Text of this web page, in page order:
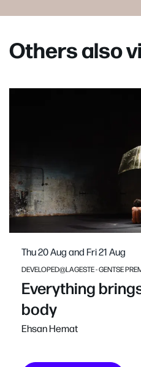
Others also
Everything
body
Ehsan Hemat
DEVELOPED@LAGESTE - GENTSE
Thu 20 AugandFri 21 Aug